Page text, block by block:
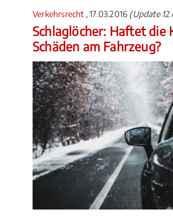
Verkehrsrecht , 17.03.2016 (Update
Schlaglöcher: Haftet die
Schäden am Fahrzeug?